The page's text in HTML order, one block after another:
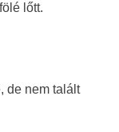
lőtt.
de nem talált